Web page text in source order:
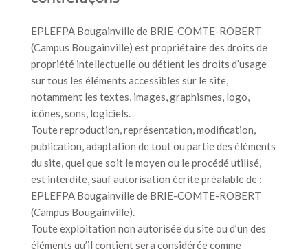
EPLEFPA Bougainville de BRIE-COMTE-ROBERT
(Campus Bougainville) est propriétaire des droits de
propriété intellectuelle ou détient les droits d’usage
sur tous les éléments accessibles sur le site,
notamment les textes, images, graphismes, logo,
icônes, sons, logiciels.
Toute reproduction, représentation, modification,
publication, adaptation de tout ou partie des éléments
du site, quel que soit le moyen ou le procédé utilisé,
est interdite, sauf autorisation écrite préalable de :
EPLEFPA Bougainville de BRIE-COMTE-ROBERT
(Campus Bougainville).
Toute exploitation non autorisée du site ou d’un des
éléments qu’il contient sera considérée comme